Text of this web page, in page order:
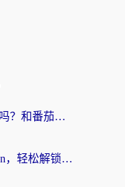
海外党必看：迅游VPN好用吗？和番茄加速器VPN对比哪个回国效果更好？
海外党必看：如何选对cn vpn，轻松解锁国内影音游戏？